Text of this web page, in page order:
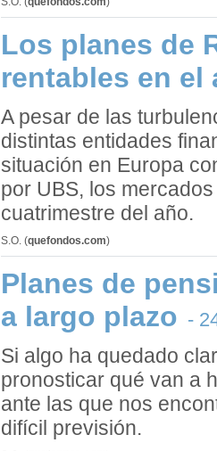
Los planes de
rentables en el
A pesar de las
distintas entidades
situación en Europa
por UBS, los
cuatrimestre del año.
S.O. (quefondos.com)
Planes de
a largo plazo -
Si algo ha quedado
pronosticar qué van a
ante las que nos
difícil previsión.